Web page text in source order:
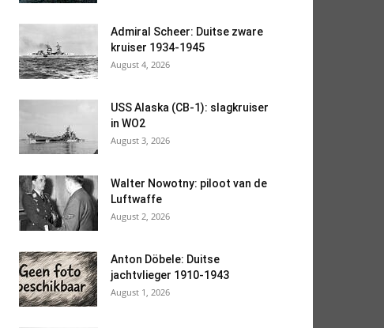
Admiral Scheer: Duitse zware
kruiser 1934-1945
August 4, 2026
USS Alaska (CB-1): slagkruiser
in WO2
August 3, 2026
Walter Nowotny: piloot van de
Luftwaffe
August 2, 2026
Anton Döbele: Duitse
jachtvlieger 1910-1943
August 1, 2026